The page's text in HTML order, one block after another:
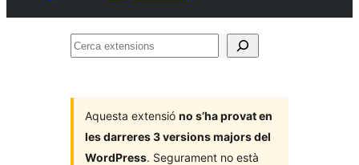
Cerca
Aquesta extensió no s’ha provat en
les darreres 3 versions majors del
WordPress. Segurament no està